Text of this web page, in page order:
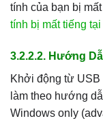
tính của bạn bị
tính bị mất tiếng
3.2.2.2. Hướng
Khởi động từ USB
làm theo hướng
Windows only